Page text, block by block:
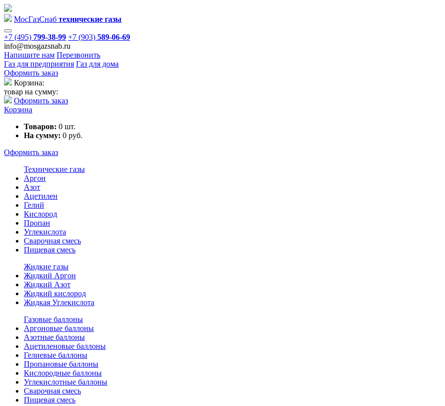
МосГазСнаб технические газы
+7 (495) 799-38-99 +7 (903) 589-06-69
info@mosgazsnab.ru
Напишите нам Перезвонить
Газ для предприятия Газ для дома
Оформить заказ
Корзина:
товар на сумму:
Оформить заказ
Корзина
Товаров: 0 шт.
На сумму: 0 руб.
Оформить заказ
Технические газы
Аргон
Азот
Ацетилен
Гелий
Кислород
Пропан
Углекислота
Сварочная смесь
Пищевая смесь
Жидкие газы
Жидкий Аргон
Жидкий Азот
Жидкий кислород
Жидкая Углекислота
Газовые баллоны
Аргоновые баллоны
Азотные баллоны
Ацетиленовые баллоны
Гелиевые баллоны
Пропановые баллоны
Кислородные баллоны
Углекислотные баллоны
Сварочная смесь
Пищевая смесь